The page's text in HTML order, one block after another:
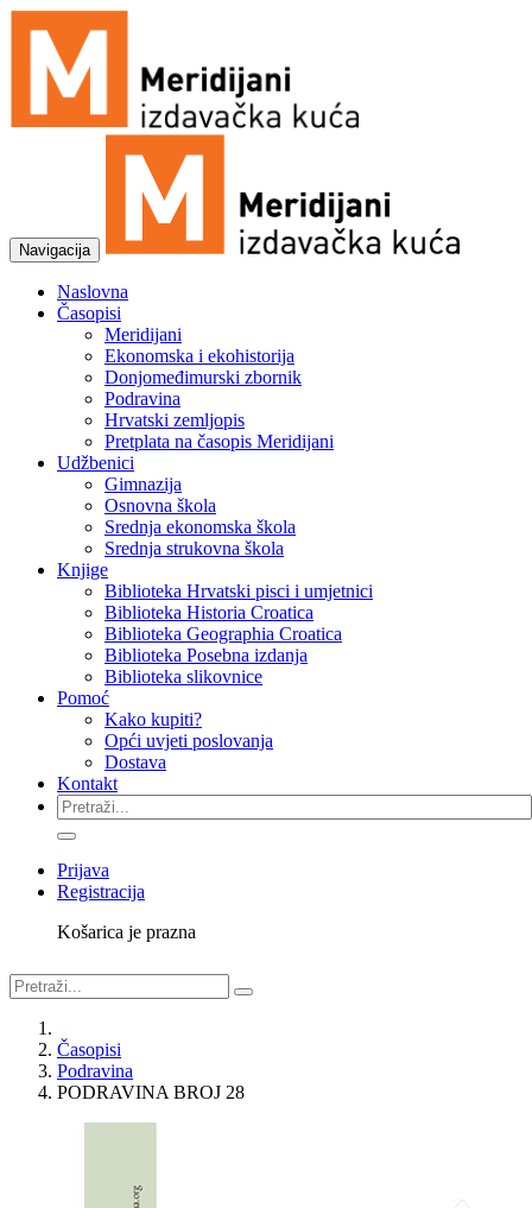
Navigacija
Naslovna
Časopisi
Meridijani
Ekonomska i ekohistorija
Donjomeđimurski zbornik
Podravina
Hrvatski zemljopis
Pretplata na časopis Meridijani
Udžbenici
Gimnazija
Osnovna škola
Srednja ekonomska škola
Srednja strukovna škola
Knjige
Biblioteka Hrvatski pisci i umjetnici
Biblioteka Historia Croatica
Biblioteka Geographia Croatica
Biblioteka Posebna izdanja
Biblioteka slikovnice
Pomoć
Kako kupiti?
Opći uvjeti poslovanja
Dostava
Kontakt
Prijava
Registracija
Košarica je prazna
Časopisi
Podravina
PODRAVINA BROJ 28